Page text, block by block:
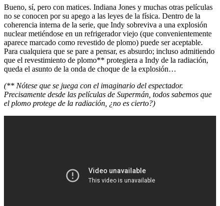
Bueno, sí, pero con matices. Indiana Jones y muchas otras películas
no se conocen por su apego a las leyes de la física. Dentro de la
coherencia interna de la serie, que Indy sobreviva a una explosión
nuclear metiéndose en un refrigerador viejo (que convenientemente
aparece marcado como revestido de plomo) puede ser aceptable.
Para cualquiera que se pare a pensar, es absurdo; incluso admitiendo
que el revestimiento de plomo** protegiera a Indy de la radiación,
queda el asunto de la onda de choque de la explosión…
(** Nótese que se juega con el imaginario del espectador.
Precisamente desde las películas de Supermán, todos sabemos que
el plomo protege de la radiación, ¿no es cierto?)